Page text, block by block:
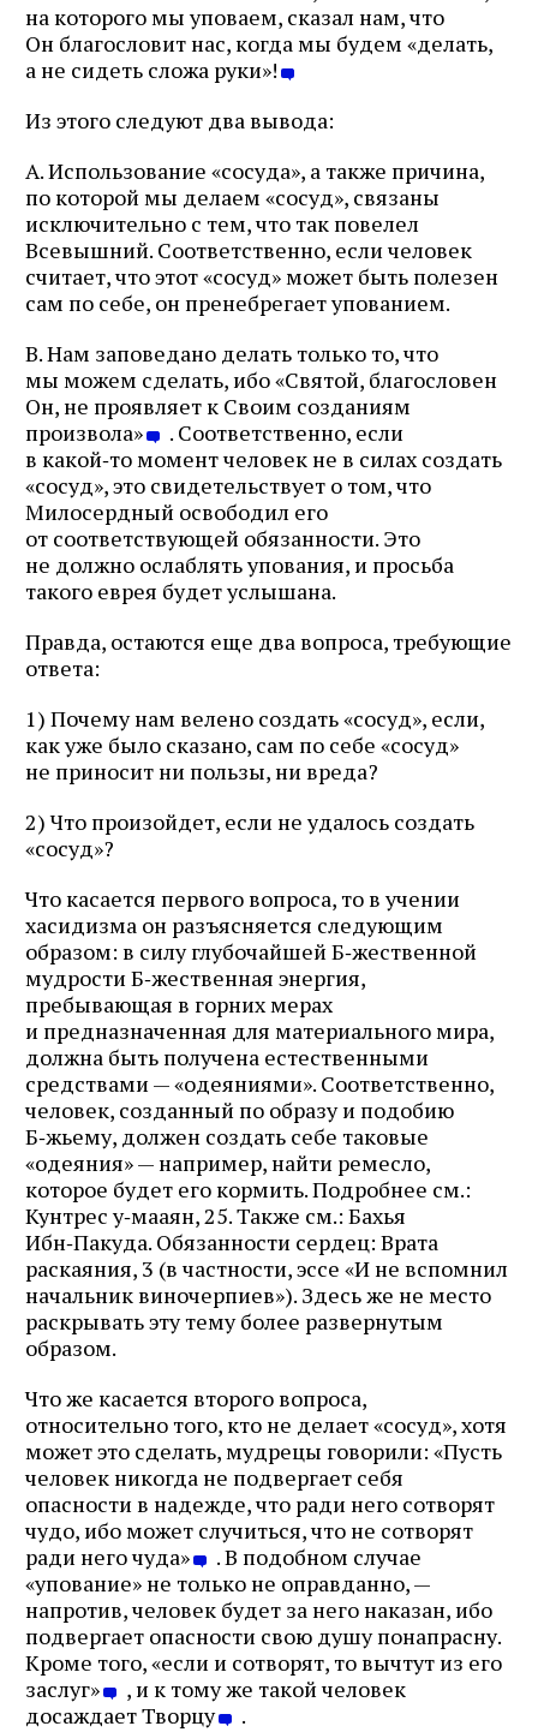
на которого мы уповаем, сказал нам, что
Он благословит нас, когда мы будем «делать,
а не сидеть сложа руки»!
Из этого следуют два вывода:
А. Использование «сосуда», а также причина,
по которой мы делаем «сосуд», связаны
исключительно с тем, что так повелел
Всевышний. Соответственно, если человек
считает, что этот «сосуд» может быть полезен
сам по себе, он пренебрегает упованием.
B. Нам заповедано делать только то, что
мы можем сделать, ибо «Святой, благословен
Он, не проявляет к Своим созданиям
произвола»
. Соответственно, если
в какой‑то момент человек не в силах создать
«сосуд», это свидетельствует о том, что
Милосердный освободил его
от соответствующей обязанности. Это
не должно ослаблять упования, и просьба
такого еврея будет услышана.
Правда, остаются еще два вопроса, требующие
ответа:
1) Почему нам велено создать «сосуд», если,
как уже было сказано, сам по себе «сосуд»
не приносит ни пользы, ни вреда?
2) Что произойдет, если не удалось создать
«сосуд»?
Что касается первого вопроса, то в учении
хасидизма он разъясняется следующим
образом: в силу глубочайшей Б‑жественной
мудрости Б‑жественная энергия,
пребывающая в горних мерах
и предназначенная для материального мира,
должна быть получена естественными
средствами — «одеяниями». Соответственно,
человек, созданный по образу и подобию
Б‑жьему, должен создать себе таковые
«одеяния» — например, найти ремесло,
которое будет его кормить. Подробнее см.:
Кунтрес у‑мааян, 25. Также см.: Бахья
Ибн‑Пакуда. Обязанности сердец: Врата
раскаяния, 3 (в частности, эссе «И не вспомнил
начальник виночерпиев»). Здесь же не место
раскрывать эту тему более развернутым
образом.
Что же касается второго вопроса,
относительно того, кто не делает «сосуд», хотя
может это сделать, мудрецы говорили: «Пусть
человек никогда не подвергает себя
опасности в надежде, что ради него сотворят
чудо, ибо может случиться, что не сотворят
ради него чуда»
. В подобном случае
«упование» не только не оправданно, —
напротив, человек будет за него наказан, ибо
подвергает опасности свою душу понапрасну.
Кроме того, «если и сотворят, то вычтут из его
заслуг»
, и к тому же такой человек
досаждает Творцу
.